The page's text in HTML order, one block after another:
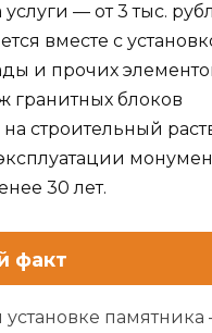
— от 3 тыс.
вместе с
и прочих
гранитных блоков
строительный
30 лет.
факт
памятника